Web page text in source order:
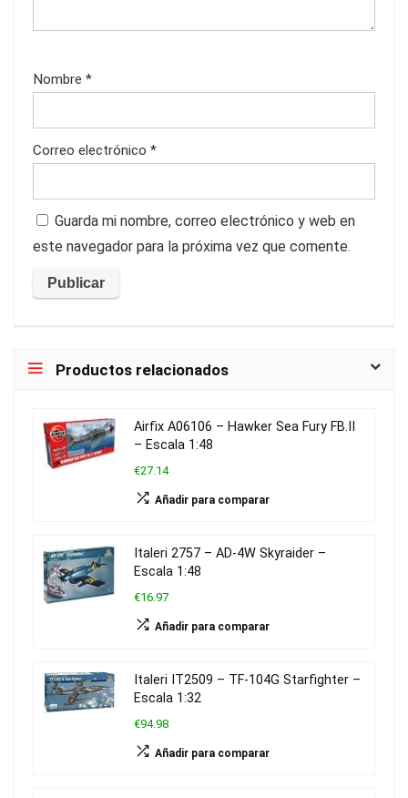
Nombre *
Correo electrónico *
Guarda mi nombre, correo electrónico y web en
este navegador para la próxima vez que comente.
Productos relacionados
Airfix A06106 – Hawker Sea Fury FB.II
– Escala 1:48
€27.14
Añadir para comparar
Italeri 2757 – AD-4W Skyraider –
Escala 1:48
€16.97
Añadir para comparar
Italeri IT2509 – TF-104G Starfighter –
Escala 1:32
€94.98
Añadir para comparar